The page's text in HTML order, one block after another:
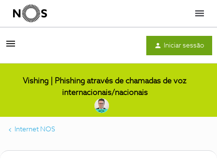
Menu
Iniciar sessão
Vishing | Phishing através de chamadas de voz
internacionais/nacionais
Internet NOS